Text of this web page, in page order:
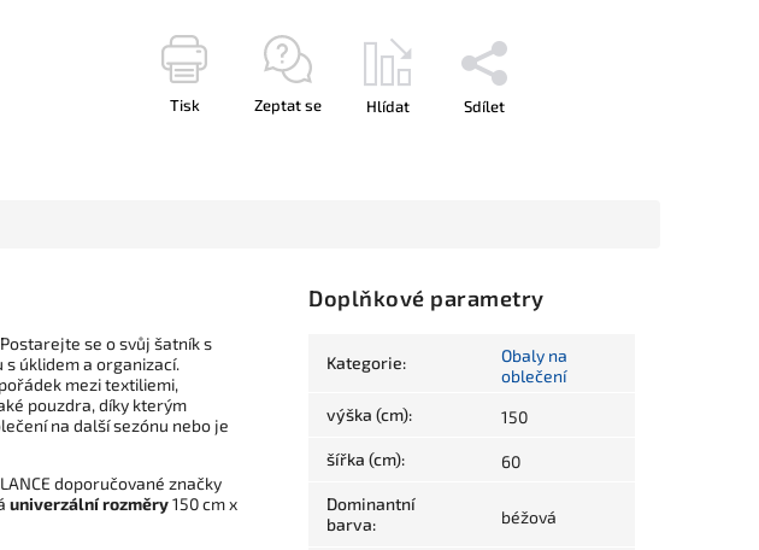
Tisk Zeptat se Hlídat Sdílet
Postarejte se o svůj šatník s
úklidem a organizací.
mezi textiliemi,
pouzdra, díky kterým
na další sezónu nebo je
doporučované značky
univerzální rozměry150 cm x
Doplňkové parametry
Kategorie:
Obaly na
oblečení
výška (cm): 150
šířka (cm): 60
Dominantní
barva: béžová